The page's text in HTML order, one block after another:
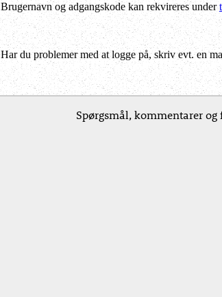
Brugernavn og adgangskode kan rekvireres under
Har du problemer med at logge på, skriv evt. en
Spørgsmål, kommentarer